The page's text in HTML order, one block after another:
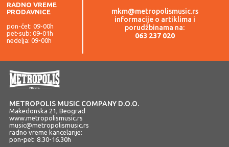
RADNO VREME
PRODAVNICE
pon-čet: 09-00h
pet-sub: 09-01h
nedelja: 09-00h
mkm@metropolismusic.rs
informacije o artiklima i
porudžbinama na:
063 237 020
METROPOLIS MUSIC COMPANY D.O.O.
Makedonska 21, Beograd
www.metropolismusic.rs
music@metropolismusic.rs
radno vreme kancelarije:
pon-pet 8.30-16.30h